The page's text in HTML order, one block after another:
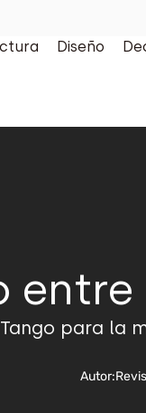
Diseño
para la
Autor: